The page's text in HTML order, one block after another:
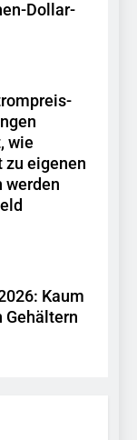
Dollar-
wie
zu eigenen
werden
Kaum
Gehältern